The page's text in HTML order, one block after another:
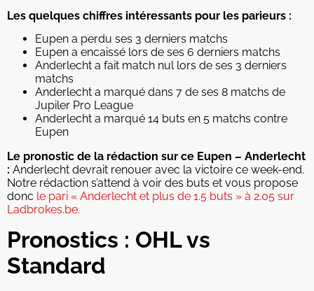
Les quelques chiffres intéressants pour les parieurs :
Eupen a perdu ses 3 derniers matchs
Eupen a encaissé lors de ses 6 derniers matchs
Anderlecht a fait match nul lors de ses 3 derniers
matchs
Anderlecht a marqué dans 7 de ses 8 matchs de
Jupiler Pro League
Anderlecht a marqué 14 buts en 5 matchs contre
Eupen
Le pronostic de la rédaction sur ce Eupen – Anderlecht
: Anderlecht devrait renouer avec la victoire ce week-end.
Notre rédaction s’attend à voir des buts et vous propose
donc le pari « Anderlecht et plus de 1.5 buts » à 2.05 sur
Ladbrokes.be.
Pronostics : OHL vs
Standard